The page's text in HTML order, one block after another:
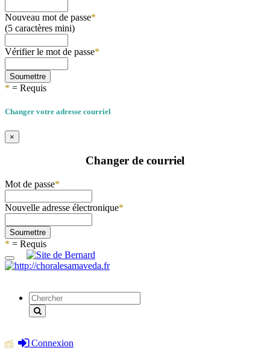
Nouveau mot de passe*
(5 caractères mini)
Vérifier le mot de passe*
Soumettre
* = Requis
Changer votre adresse courriel
×
Changer de courriel
Mot de passe*
Nouvelle adresse électronique*
Soumettre
* = Requis
Connexion